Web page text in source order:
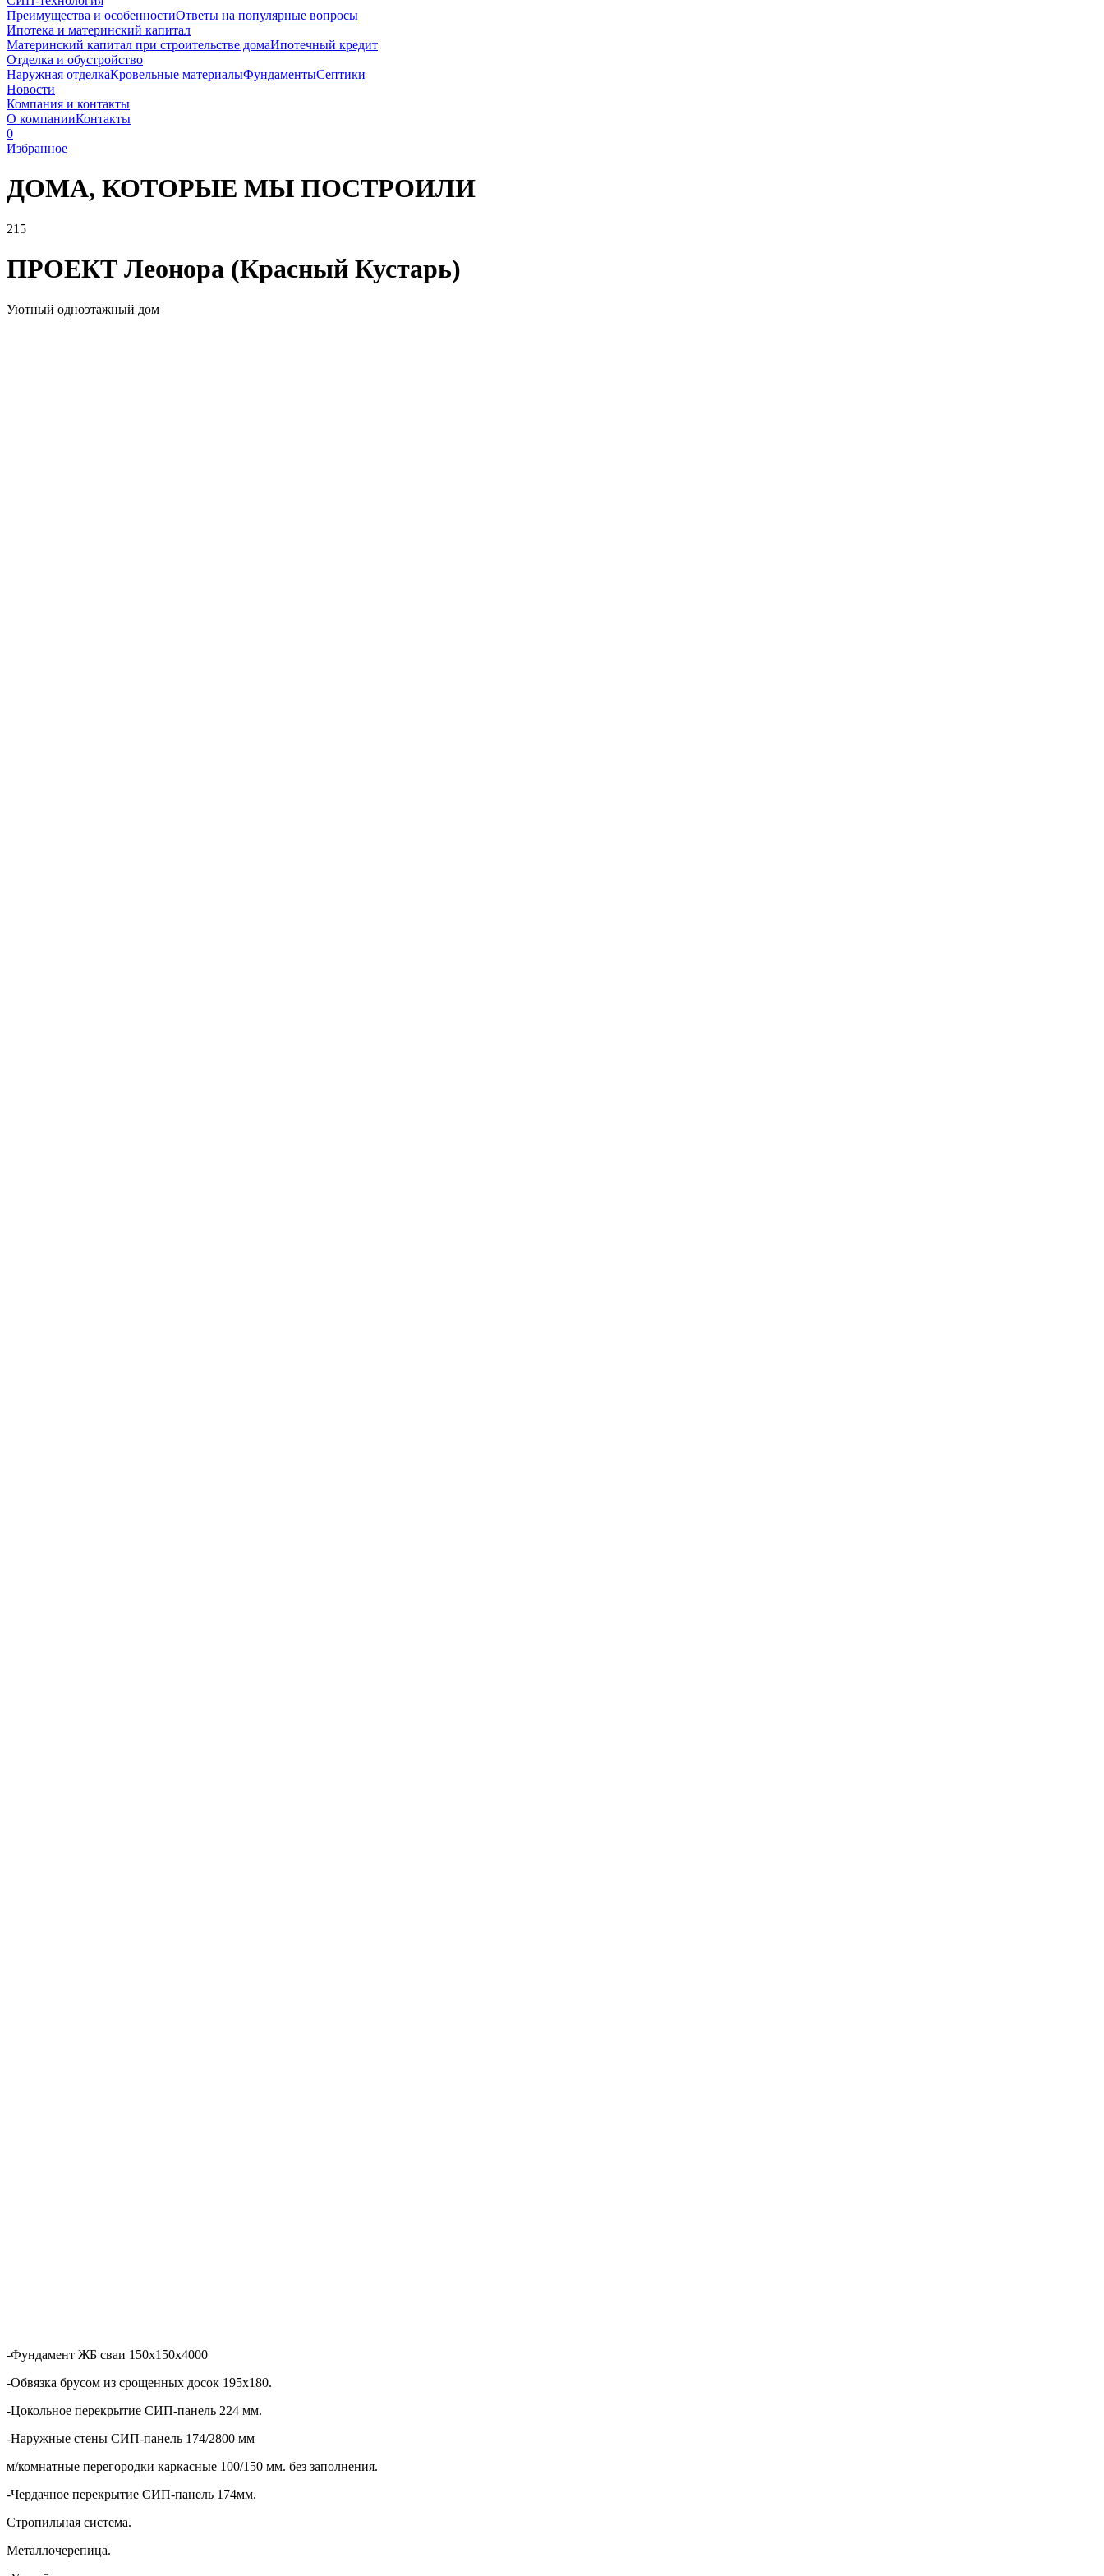
Преимущества и особенностиОтветы на популярные вопросы
Ипотека и материнский капитал
Материнский капитал при строительстве домаИпотечный кредит
Отделка и обустройство
Наружная отделкаКровельные материалыФундаментыСептики
Новости
Компания и контакты
О компанииКонтакты
0
Избранное
ДОМА, КОТОРЫЕ МЫ ПОСТРОИЛИ
215
ПРОЕКТ Леонора (Красный Кустарь)
Уютный одноэтажный дом